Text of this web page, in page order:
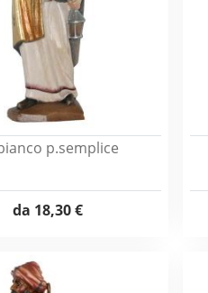
p.semplice
da 18,30 €